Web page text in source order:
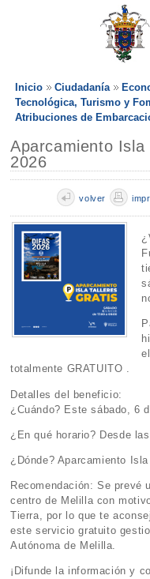
Inicio Ciudadanía
Tecnológica, Turismo y
Atribuciones de
Aparcamiento Isla
2026
volver
totalmente GRATUITO .
Detalles del beneficio:
¿Cuándo? Este sábado, 6
¿En qué horario? Desde
¿Dónde? Aparcamiento Isla
Recomendación: Se prevé
centro de Melilla con
Tierra, por lo que te
este servicio gratuito
Autónoma de Melilla.
¡Difunde la información y